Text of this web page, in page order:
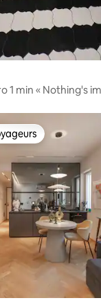
1 min « Nothing's
parmi les plus